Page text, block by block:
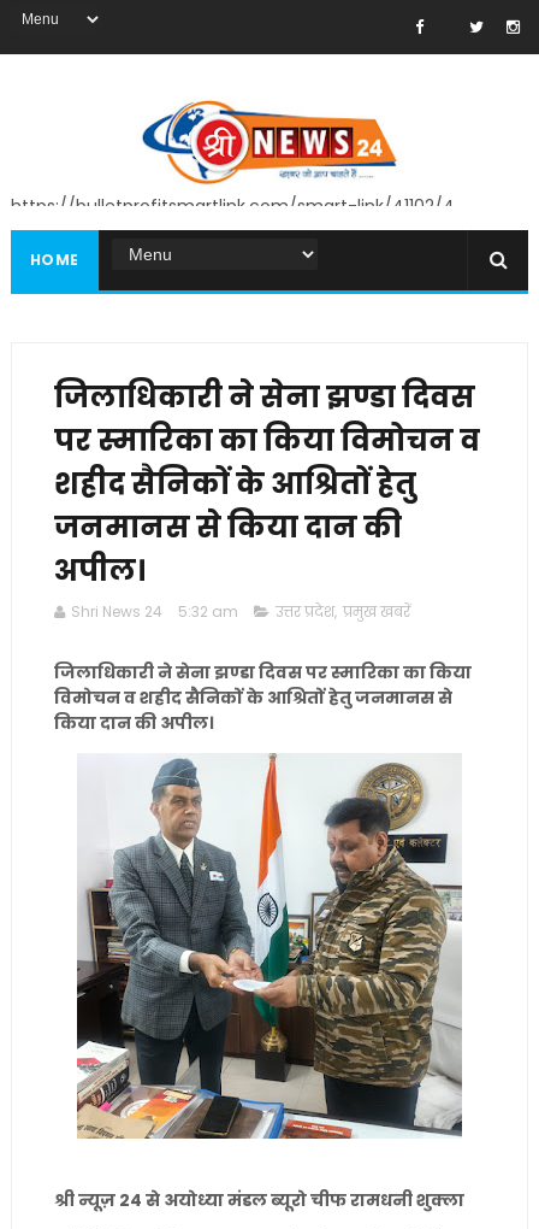
https://bulletprofitsmartlink.com/smart-link/41102/4
HOME
जिलाधिकारी ने सेना झण्डा दिवस
पर स्मारिका का किया विमोचन व
शहीद सैनिकों के आश्रितों हेतु
जनमानस से किया दान की
अपील।
Shri News 24 5:32 am उत्तर प्रदेश, प्रमुख खबरें
जिलाधिकारी ने सेना झण्डा दिवस पर स्मारिका का किया
विमोचन व शहीद सैनिकों के आश्रितों हेतु जनमानस से
किया दान की अपील।
श्री न्यूज़ 24 से अयोध्या मंडल ब्यूरो चीफ रामधनी शुक्ला